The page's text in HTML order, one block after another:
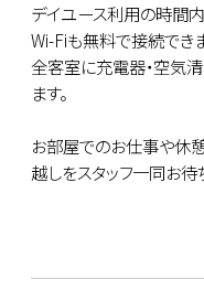
デイユース利用の時間
Wi-Fiも無料で接続でき
全客室に充電器・空気
ます。
お部屋でのお仕事や休
越しをスタッフ一同お待